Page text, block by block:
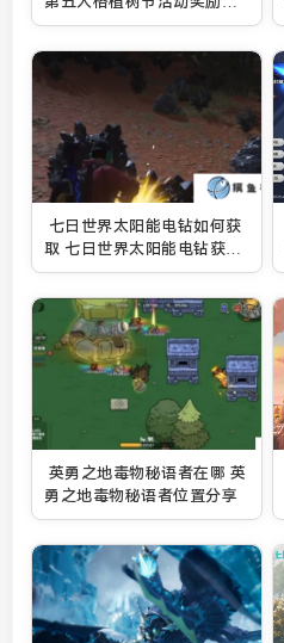
解
七日世界太阳能电钻如何获
取 七日世界太阳能电钻获取
攻略
英勇之地毒物秘语者在哪 英
勇之地毒物秘语者位置分享